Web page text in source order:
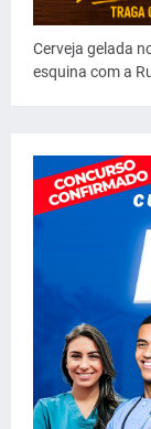
Cerveja gelada
esquina com a